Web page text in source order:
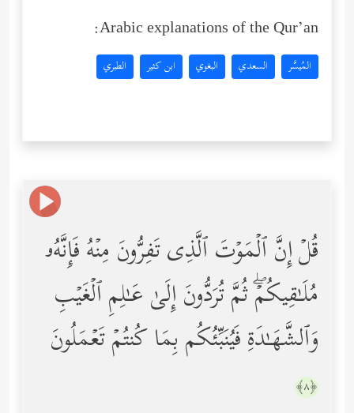
Arabic explanations of the Qur’an:
المُيسَّر السعدي البغوي ابن كثير الطبري
قُلۡ إِنَّ ٱلۡمَوۡتَ ٱلَّذِی تَفِرُّونَ مِنۡهُ فَإِنَّهُۥ
مُلَـٰقِیكُمۡۖ ثُمَّ تُرَدُّونَ إِلَىٰ عَـٰلِمِ ٱلۡغَیۡبِ
وَٱلشَّهَـٰدَةِ فَیُنَبِّئُكُم بِمَا كُنتُمۡ تَعۡمَلُونَ
﴿٨﴾